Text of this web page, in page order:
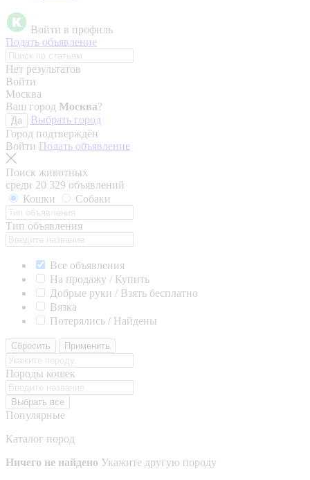
Войти в профиль
Подать объявление
Нет результатов
Войти
Москва
Ваш город Москва?
Да
Выбрать город
Город подтверждён
Войти Подать объявление
Поиск животных
среди 20 329 объявлений
Кошки
Собаки
Тип объявления
Все объявления
На продажу / Купить
Добрые руки / Взять бесплатно
Вязка
Потерялись / Найдены
Сбросить Применить
Породы кошек
Выбрать все
Популярные
Каталог пород
Ничего не найдено Укажите другую породу